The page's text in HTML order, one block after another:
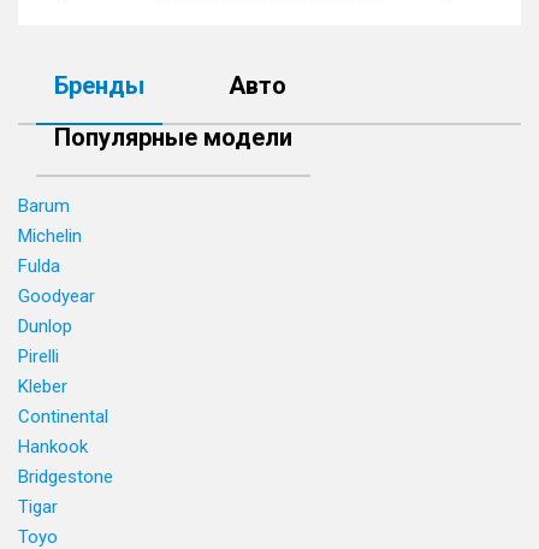
Бренды
Авто
Популярные модели
Barum
Michelin
Fulda
Goodyear
Dunlop
Pirelli
Kleber
Continental
Hankook
Bridgestone
Tigar
Toyo